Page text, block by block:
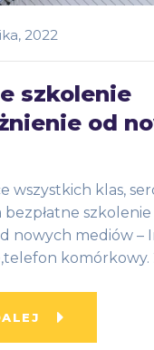
2022
szkolenie
od
wszystkich klas,
bezpłatne
nowych mediów –
komórkowy.